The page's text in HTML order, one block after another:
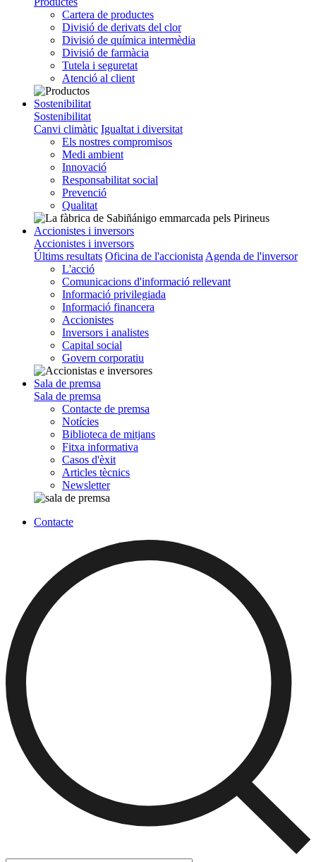
Cartera de productes
Divisió de derivats del clor
Divisió de química intermèdia
Divisió de farmàcia
Tutela i seguretat
Atenció al client
Sostenibilitat
Sostenibilitat
Canvi climàtic Igualtat i diversitat
Els nostres compromisos
Medi ambient
Innovació
Responsabilitat social
Prevenció
Qualitat
Accionistes i inversors
Accionistes i inversors
Últims resultats Oficina de l'accionista Agenda de l'inversor
L'acció
Comunicacions d'informació rellevant
Informació privilegiada
Informació financera
Accionistes
Inversors i analistes
Capital social
Govern corporatiu
Sala de premsa
Sala de premsa
Contacte de premsa
Notícies
Biblioteca de mitjans
Fitxa informativa
Casos d'èxit
Articles tècnics
Newsletter
Contacte